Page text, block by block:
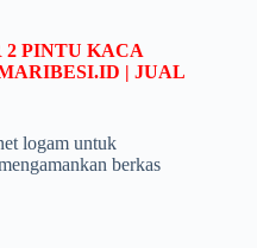
2 PINTU KACA
| JUAL
logam untuk
berkas